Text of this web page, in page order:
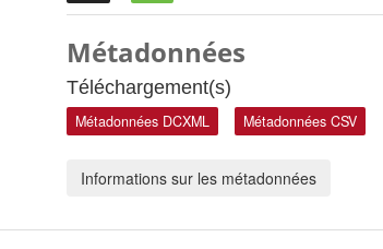
Métadonnées
Téléchargement(s)
Métadonnées DCXML Métadonnées CSV
Informations sur les métadonnées